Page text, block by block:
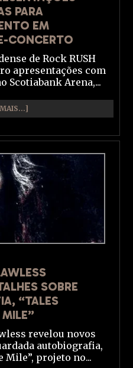
PARA
EM
CONCERTO
de Rock RUSH
apresentações com
Scotiabank Arena,...
SOBRE
“TALES
revelou novos
autobiografia,
Mile”, projeto no...